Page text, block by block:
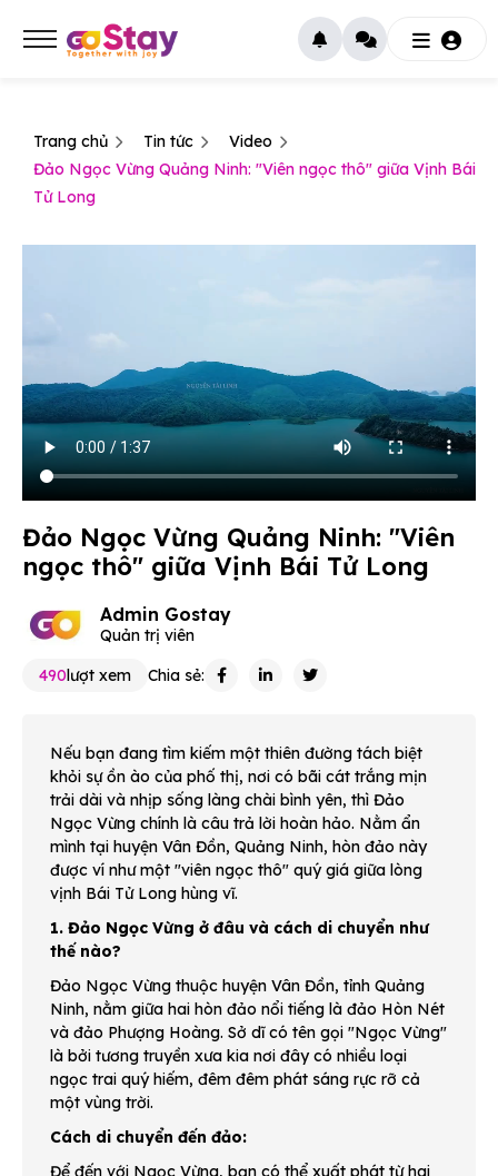
Trang chủ Tin tức
Video
Đảo Ngọc Vừng Quảng Ninh: "Viên ngọc thô" giữa Vịnh Bái
Tử Long
Đảo Ngọc Vừng Quảng Ninh: "Viên
ngọc thô" giữa Vịnh Bái Tử Long
Admin Gostay
Quản trị viên
490lượt xem Chia sẻ:
Nếu bạn đang tìm kiếm một thiên đường tách biệt
khỏi sự ồn ào của phố thị, nơi có bãi cát trắng mịn
trải dài và nhịp sống làng chài bình yên, thì Đảo
Ngọc Vừng chính là câu trả lời hoàn hảo. Nằm ẩn
mình tại huyện Vân Đồn, Quảng Ninh, hòn đảo này
được ví như một "viên ngọc thô" quý giá giữa lòng
vịnh Bái Tử Long hùng vĩ.
1. Đảo Ngọc Vừng ở đâu và cách di chuyển như
thế nào?
Đảo Ngọc Vừng thuộc huyện Vân Đồn, tỉnh Quảng
Ninh, nằm giữa hai hòn đảo nổi tiếng là đảo Hòn Nét
và đảo Phượng Hoàng. Sở dĩ có tên gọi "Ngọc Vừng"
là bởi tương truyền xưa kia nơi đây có nhiều loại
ngọc trai quý hiếm, đêm đêm phát sáng rực rỡ cả
một vùng trời.
Cách di chuyển đến đảo:
Để đến với Ngọc Vừng, bạn có thể xuất phát từ hai